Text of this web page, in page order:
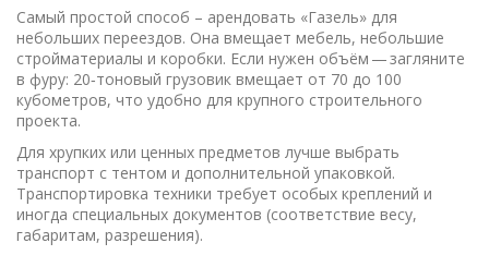
Самый простой способ – арендовать «Газель» для
небольших переездов. Она вмещает мебель, небольшие
стройматериалы и коробки. Если нужен объём — загляните
в фуру: 20‑тоновый грузовик вмещает от 70 до 100
кубометров, что удобно для крупного строительного
проекта.
Для хрупких или ценных предметов лучше выбрать
транспорт с тентом и дополнительной упаковкой.
Транспортировка техники требует особых креплений и
иногда специальных документов (соответствие весу,
габаритам, разрешения).